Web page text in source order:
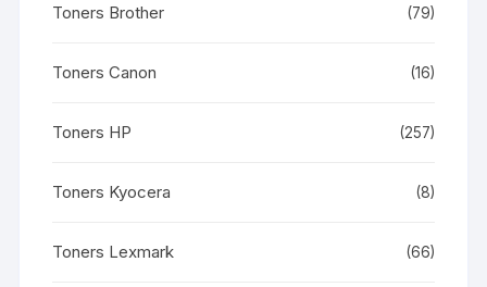
Toners Brother (79)
Toners Canon (16)
Toners HP (257)
Toners Kyocera (8)
Toners Lexmark (66)